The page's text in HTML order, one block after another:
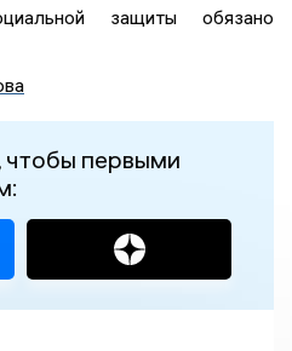
защиты обязано
чтобы первыми